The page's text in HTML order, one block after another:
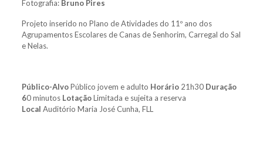
Fotografia:Bruno Pires
Projeto inserido no Plano de Atividades do 11º ano dos
Agrupamentos Escolares de Canas de Senhorim, Carregal do Sal
e Nelas.
Público-AlvoPúblico jovem e adulto Horário21h30 Duração
60 minutos LotaçãoLimitada e sujeita a reserva
Local Auditório Maria José Cunha, FLL